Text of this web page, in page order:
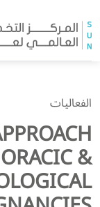
الفعاليات
&